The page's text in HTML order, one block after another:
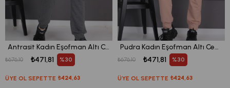
Antrasit Kadın Eşofman Altı Cepli Ribanalı Bağcıklı Jogger Pantolon
ÜYE OL SEPETTE ₺424,63
₺471,81
₺676,10 %30
Pudra Kadın Eşofman Altı Cepli Ribanalı Bağcıklı Jogger Pantolon
ÜYE OL SEPETTE ₺424,63
₺471,81
₺676,10 %30